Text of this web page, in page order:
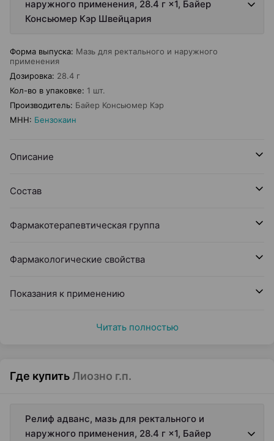
наружного применения, 28.4 г ×1, Байер
Консьюмер Кэр Швейцария
Форма выпуска: Мазь для ректального и наружного
применения
Дозировка: 28.4 г
Кол-во в упаковке: 1 шт.
Производитель: Байер Консьюмер Кэр
МНН: Бензокаин
Описание
Состав
Фармакотерапевтическая группа
Фармакологические свойства
Показания к применению
Читать полностью
Где купитьЛиозно г.п.
Релиф адванс, мазь для ректального и
наружного применения, 28.4 г ×1, Байер